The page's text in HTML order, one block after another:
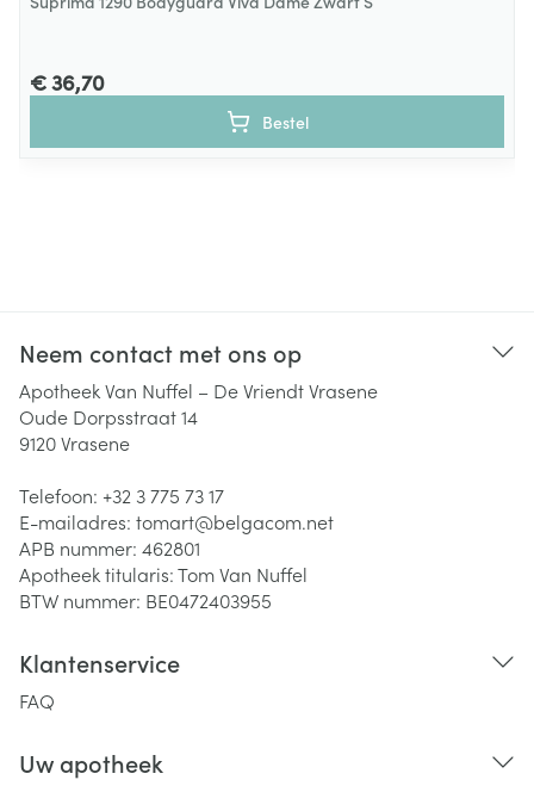
€ 36,70
Bestel
Neem contact met ons op
Apotheek Van Nuffel – De Vriendt Vrasene
Oude Dorpsstraat 14
9120Vrasene
Telefoon: +32 3 775 73 17
E-mailadres: tomart@belgacom.net
APB nummer: 462801
Apotheek titularis:Tom Van Nuffel
BTW nummer: BE0472403955
Klantenservice
FAQ
Uw apotheek